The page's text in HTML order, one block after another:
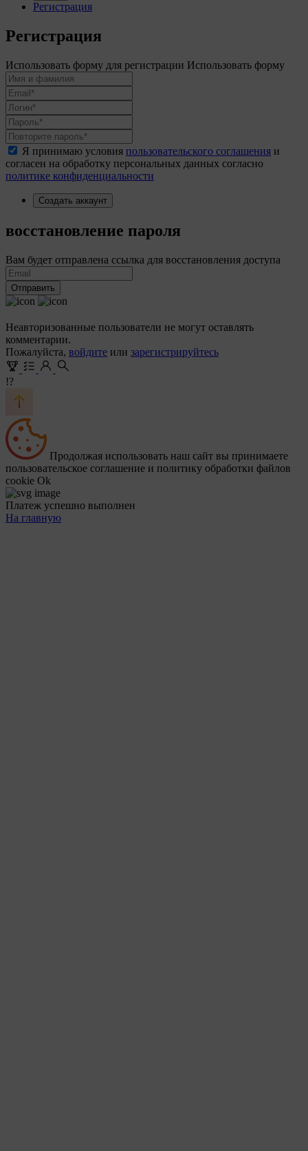
Регистрация
Регистрация
Использовать форму для регистрации Использовать форму
Я принимаю условия пользовательского соглашения и
согласен на обработку персональных данных согласно
политике конфиденциальности
Создать аккаунт
восстановление пароля
Вам будет отправлена ссылка для восстановления доступа
Отправить
Неавторизованные пользователи не могут оставлять
комментарии.
Пожалуйста, войдите или зарегистрируйтесь
!?
Продолжая использовать наш сайт вы принимаете
пользовательское соглашение и политику обработки файлов
cookie Ok
Платеж успешно выполнен
На главную